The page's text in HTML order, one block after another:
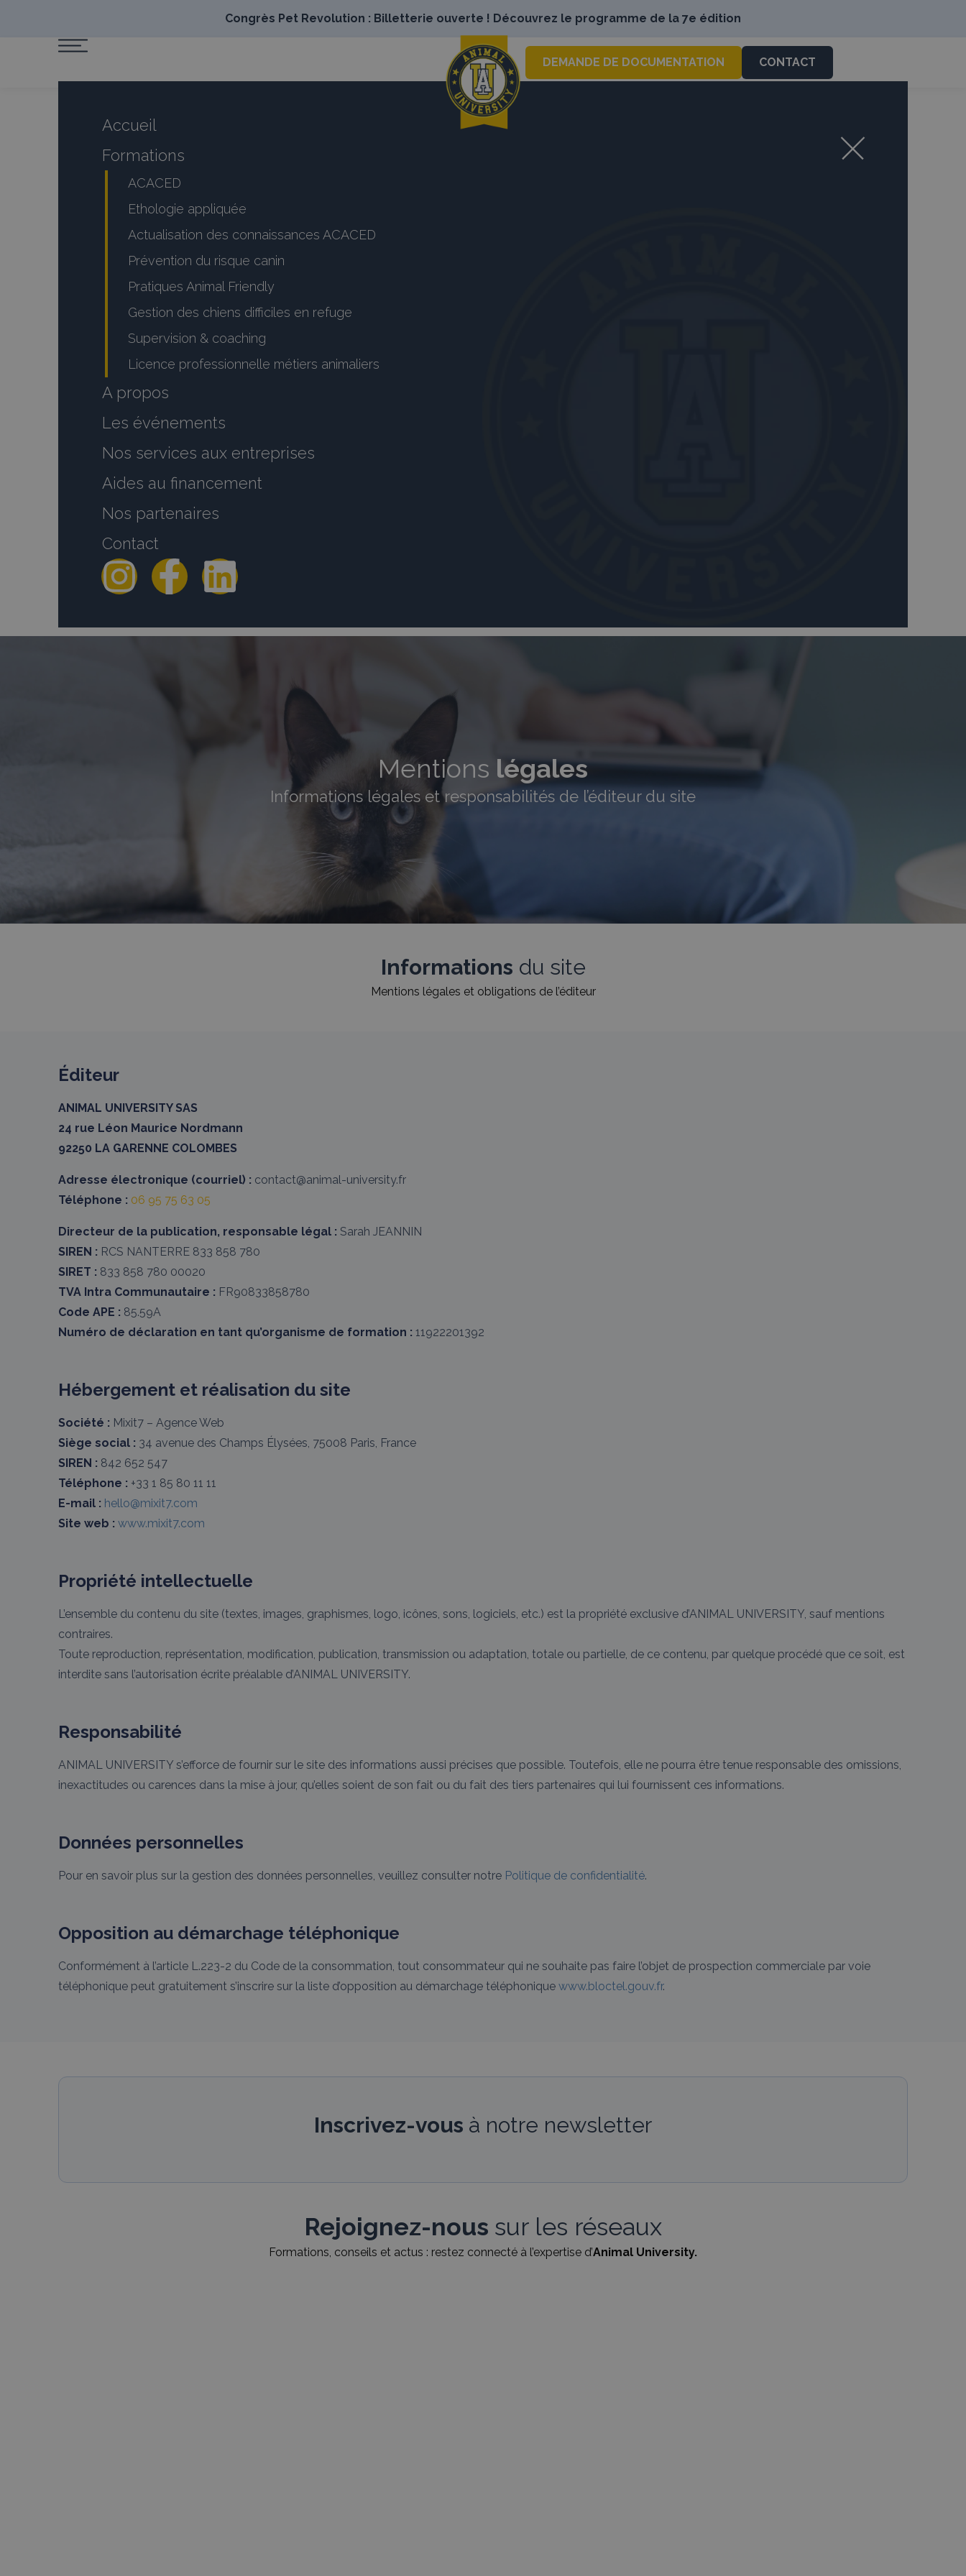
Congrès Pet Revolution : Billetterie ouverte ! Découvrez le programme de la 7e édition
DEMANDE DE DOCUMENTATION CONTACT
Accueil
Formations
ACACED
Ethologie appliquée
Actualisation des connaissances ACACED
Prévention du risque canin
Pratiques Animal Friendly
Gestion des chiens difficiles en refuge
Supervision & coaching
Licence professionnelle métiers animaliers
A propos
Les événements
Nos services aux entreprises
Aides au financement
Nos partenaires
Contact
Mentions légales
Informations légales et responsabilités de l’éditeur du site
Informations du site
Mentions légales et obligations de l’éditeur
Éditeur
ANIMAL UNIVERSITY SAS
24 rue Léon Maurice Nordmann
92250 LA GARENNE COLOMBES
Adresse électronique (courriel) : contact@animal-university.fr
Téléphone : 06 95 75 63 05
Directeur de la publication, responsable légal : Sarah JEANNIN
SIREN : RCS NANTERRE 833 858 780
SIRET : 833 858 780 00020
TVA Intra Communautaire : FR90833858780
Code APE : 85.59A
Numéro de déclaration en tant qu’organisme de formation : 11922201392
Hébergement et réalisation du site
Société : Mixit7 – Agence Web
Siège social : 34 avenue des Champs Élysées, 75008 Paris, France
SIREN : 842 652 547
Téléphone : +33 1 85 80 11 11
E-mail : hello@mixit7.com
Site web : www.mixit7.com
Propriété intellectuelle
L’ensemble du contenu du site (textes, images, graphismes, logo, icônes, sons, logiciels, etc.) est la propriété exclusive d’ANIMAL UNIVERSITY, sauf mentions
contraires.
Toute reproduction, représentation, modification, publication, transmission ou adaptation, totale ou partielle, de ce contenu, par quelque procédé que ce soit, est
interdite sans l’autorisation écrite préalable d’ANIMAL UNIVERSITY.
Responsabilité
ANIMAL UNIVERSITY s’efforce de fournir sur le site des informations aussi précises que possible. Toutefois, elle ne pourra être tenue responsable des omissions,
inexactitudes ou carences dans la mise à jour, qu’elles soient de son fait ou du fait des tiers partenaires qui lui fournissent ces informations.
Données personnelles
Pour en savoir plus sur la gestion des données personnelles, veuillez consulter notre Politique de confidentialité.
Opposition au démarchage téléphonique
Conformément à l’article L.223-2 du Code de la consommation, tout consommateur qui ne souhaite pas faire l’objet de prospection commerciale par voie
téléphonique peut gratuitement s’inscrire sur la liste d’opposition au démarchage téléphonique www.bloctel.gouv.fr.
Inscrivez-vous à notre newsletter
Rejoignez-nous sur les réseaux
Formations, conseils et actus : restez connecté à l’expertise d’Animal University.